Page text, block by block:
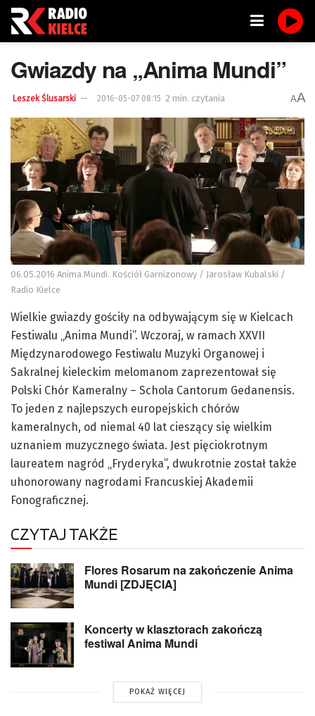
Gwiazdy na „Anima Mundi”
Leszek Ślusarski 2016-05-07 08:15 2 min. czytania AA
06.05.2016 Anima Mundi. Kościół Garnizonowy / Jarosław Kubalski /
Radio Kielce
Wielkie gwiazdy gościły na odbywającym się w Kielcach
Festiwalu „Anima Mundi”. Wczoraj, w ramach XXVII
Międzynarodowego Festiwalu Muzyki Organowej i
Sakralnej kieleckim melomanom zaprezentował się
Polski Chór Kameralny – Schola Cantorum Gedanensis.
To jeden z najlepszych europejskich chórów
kameralnych, od niemal 40 lat cieszący się wielkim
uznaniem muzycznego świata. Jest pięciokrotnym
laureatem nagród „Fryderyka”, dwukrotnie został także
uhonorowany nagrodami Francuskiej Akademii
Fonograficznej.
CZYTAJ TAKŻE
Flores Rosarum na zakończenie Anima
Mundi [ZDJĘCIA]
Koncerty w klasztorach zakończą
festiwal Anima Mundi
POKAŻ WIĘCEJ